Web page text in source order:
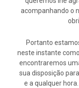
acompanhando o
Portanto
neste instante
encontraremos
sua disposição
e a qualquer hora.